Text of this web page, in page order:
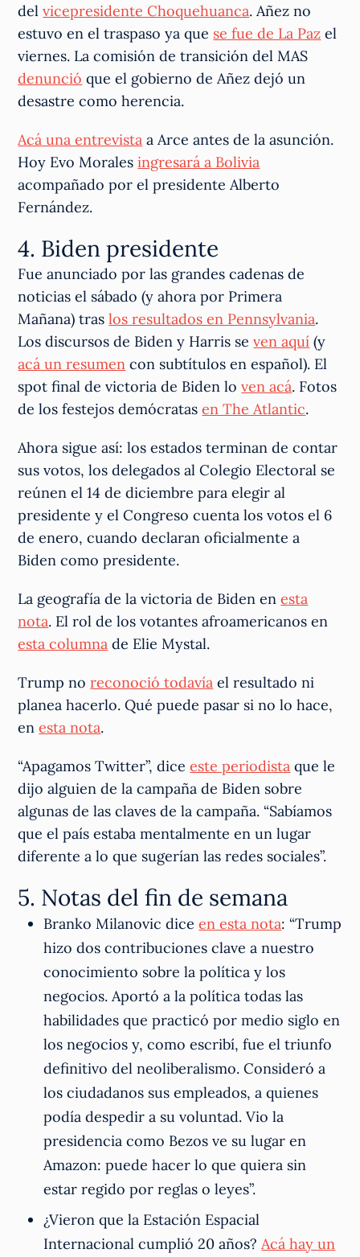
delvicepresidente Choquehuanca. Añez no
estuvo en el traspaso ya que se fue de La Paz el
viernes. La comisión de transición del MAS
denunció que el gobierno de Añez dejó un
desastre como herencia.
Acá una entrevista a Arce antes de la asunción.
Hoy Evo Moralesingresará a Bolivia
acompañado por el presidente Alberto
Fernández.
4. Biden presidente
Fue anunciado por las grandes cadenas de
noticias el sábado (y ahora por Primera
Mañana) traslos resultados en Pennsylvania.
Los discursos de Biden y Harris seven aquí (y
acá un resumen con subtítulos en español). El
spot final de victoria de Biden loven acá. Fotos
de los festejos demócratasen The Atlantic.
Ahora sigue así: los estados terminan de contar
sus votos, los delegados al Colegio Electoral se
reúnen el 14 de diciembre para elegir al
presidente y el Congreso cuenta los votos el 6
de enero, cuando declaran oficialmente a
Biden como presidente.
La geografía de la victoria de Biden enesta
nota. El rol de los votantes afroamericanos en
esta columna de Elie Mystal.
Trump noreconoció todavía el resultado ni
planea hacerlo. Qué puede pasar si no lo hace,
enesta nota.
“Apagamos Twitter”, diceeste periodista que le
dijo alguien de la campaña de Biden sobre
algunas de las claves de la campaña. “Sabíamos
que el país estaba mentalmente en un lugar
diferente a lo que sugerían las redes sociales”.
5. Notas del fin de semana
Branko Milanovic diceen esta nota: “Trump
hizo dos contribuciones clave a nuestro
conocimiento sobre la política y los
negocios. Aportó a la política todas las
habilidades que practicó por medio siglo en
los negocios y, como escribí, fue el triunfo
definitivo del neoliberalismo. Consideró a
los ciudadanos sus empleados, a quienes
podía despedir a su voluntad. Vio la
presidencia como Bezos ve su lugar en
Amazon: puede hacer lo que quiera sin
estar regido por reglas o leyes”.
¿Vieron que la Estación Espacial
Internacional cumplió 20 años?Acá hay un